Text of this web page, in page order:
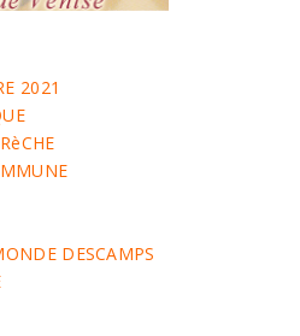
2021
DESCAMPS